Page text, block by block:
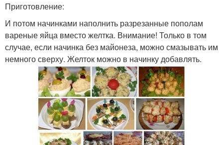
Приготовление:
И потом начинками наполнить разрезанные пополам
вареные яйца вместо желтка. Внимание! Только в том
случае, если начинка без майонеза, можно смазывать им
немного сверху. Желток можно в начинку добавлять.